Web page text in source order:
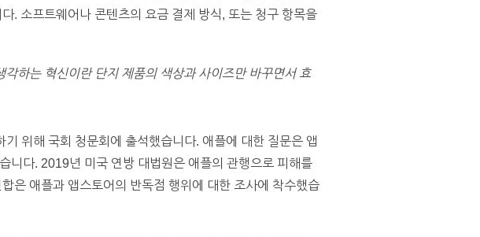
. 소프트웨어나 콘텐츠의 요금 결제 방식, 또는 청구 항목을
하는 혁신이란 단지 제품의 색상과 사이즈만 바꾸면서 효
위해 국회 청문회에 출석했습니다. 애플에 대한 질문은 앱
니다. 2019년 미국 연방 대법원은 애플의 관행으로 피해를
은 애플과 앱스토어의 반독점 행위에 대한 조사에 착수했습